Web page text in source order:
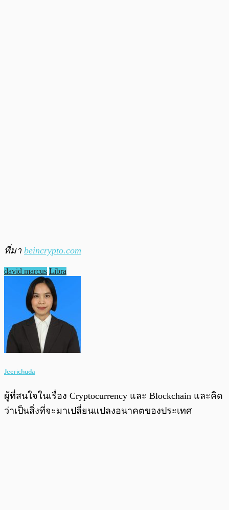
ที่มา beincrypto.com
david marcus Libra
Jeerichuda
ผู้ที่สนใจในเรื่อง Cryptocurrency และ Blockchain และคิด
ว่าเป็นสิ่งที่จะมาเปลี่ยนแปลงอนาคตของประเทศ